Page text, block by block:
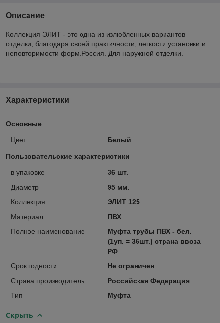
Описание
Коллекция ЭЛИТ - это одна из излюбленных вариантов
отделки, благодаря своей практичности, легкости установки и
неповторимости форм.Россия. Для наружной отделки.
Характеристики
Основные
Цвет Белый
Пользовательские характеристики
в упаковке
36 шт.
Диаметр
95 мм.
Коллекция
ЭЛИТ 125
Материал
ПВХ
Полное наименование
Муфта трубы ПВХ - бел.
(1уп. = 36шт.) страна ввоза
РФ
Срок годности
Не ограничен
Страна производитель
Российская Федерация
Тип
Муфта
Скрыть